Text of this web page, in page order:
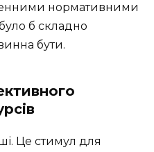
нормативними
б складно
бути.
Це стимул для